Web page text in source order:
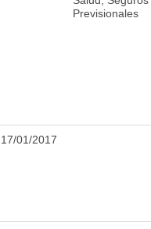
Previsionales
17/01/2017